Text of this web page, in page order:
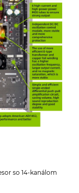
so 14-kanálom